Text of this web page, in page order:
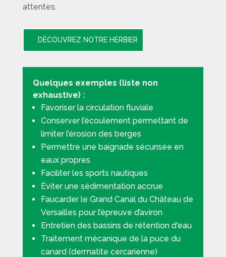
attentes.
DÉCOUVREZ NOTRE HERBIER
Quelques exemples (liste non
exhaustive) :
Favoriser la circulation fluviale
Conserver l’écoulement permettant de
limiter l’érosion des berges
Permettre une baignade sécurisée en
eaux propres
Faciliter les sports nautiques
Éviter une sédimentation accrue
Faucarder le Grand Canal du Château de
Versailles pour l’épreuve d’aviron
Entretien des bassins de rétention d'eau
Traitement mécanique de la puce du
canard (dermatite cercarienne)